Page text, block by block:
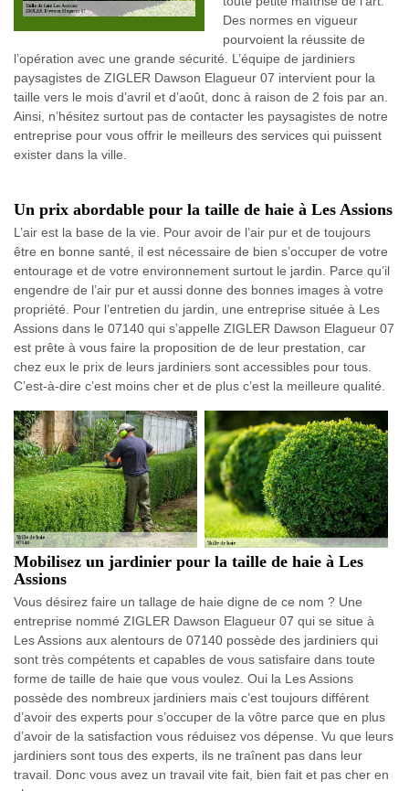
Des normes en vigueur
pourvoient la réussite de
l’opération avec une grande sécurité. L’équipe de jardiniers
paysagistes de ZIGLER Dawson Elagueur 07 intervient pour la
taille vers le mois d’avril et d’août, donc à raison de 2 fois par an.
Ainsi, n’hésitez surtout pas de contacter les paysagistes de notre
entreprise pour vous offrir le meilleurs des services qui puissent
exister dans la ville.
Un prix abordable pour la taille de haie à Les Assions
L’air est la base de la vie. Pour avoir de l’air pur et de toujours
être en bonne santé, il est nécessaire de bien s’occuper de votre
entourage et de votre environnement surtout le jardin. Parce qu’il
engendre de l’air pur et aussi donne des bonnes images à votre
propriété. Pour l’entretien du jardin, une entreprise située à Les
Assions dans le 07140 qui s’appelle ZIGLER Dawson Elagueur 07
est prête à vous faire la proposition de de leur prestation, car
chez eux le prix de leurs jardiniers sont accessibles pour tous.
C’est-à-dire c’est moins cher et de plus c’est la meilleure qualité.
Mobilisez un jardinier pour la taille de haie à Les
Assions
Vous désirez faire un tallage de haie digne de ce nom ? Une
entreprise nommé ZIGLER Dawson Elagueur 07 qui se situe à
Les Assions aux alentours de 07140 possède des jardiniers qui
sont très compétents et capables de vous satisfaire dans toute
forme de taille de haie que vous voulez. Oui la Les Assions
possède des nombreux jardiniers mais c’est toujours différent
d’avoir des experts pour s’occuper de la vôtre parce que en plus
d’avoir de la satisfaction vous réduisez vos dépense. Vu que leurs
jardiniers sont tous des experts, ils ne traînent pas dans leur
travail. Donc vous avez un travail vite fait, bien fait et pas cher en